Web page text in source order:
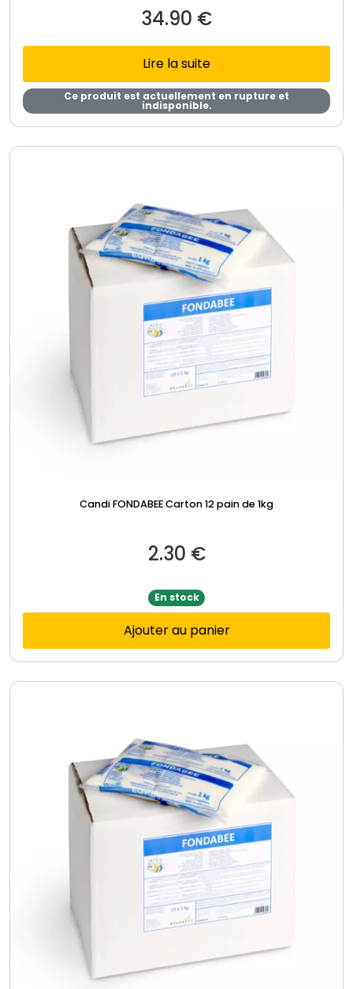
34.90 €
Lire la suite
Ce produit est actuellement en rupture et
indisponible.
Candi FONDABEE Carton 12 pain de 1kg
2.30 €
En stock
Ajouter au panier